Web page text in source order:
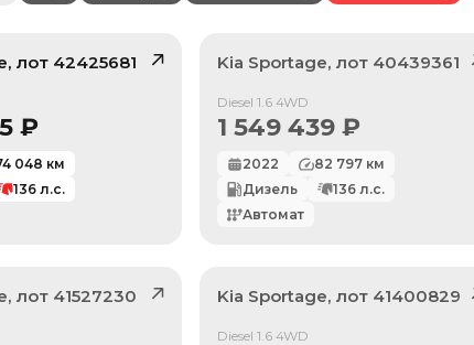
, лот 42425681
/ 10
₽
048 км
136 л.с.
Kia Sportage, лот 40439361
Продан
Diesel 1.6 4WD
1 549 439₽
2022 82 797км
Дизель
136л.с.
Автомат
, лот 41527230 Kia Sportage, лот 41400829
Продан
Diesel 1.6 4WD